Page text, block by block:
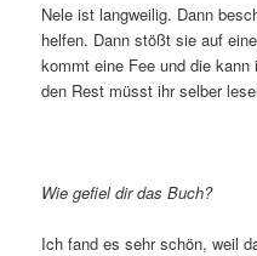
Nele ist langweilig. Dann
helfen. Dann stößt sie auf
kommt eine Fee und die
den Rest müsst ihr selber
Wie gefiel dir das Buch?
Ich fand es sehr schön, weil